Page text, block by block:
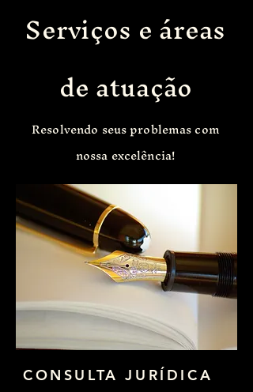
Serviços e áreas
de atuação
Resolvendo seus problemas com
nossa excelência!
CONSULTA JURÍDICA